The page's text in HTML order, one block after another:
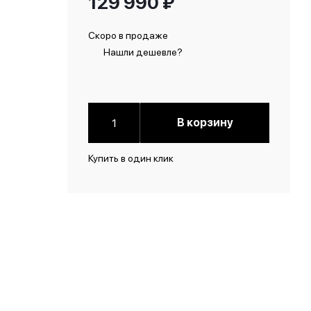
Скоро в продаже
Нашли дешевле?
В корзину
Купить в один клик